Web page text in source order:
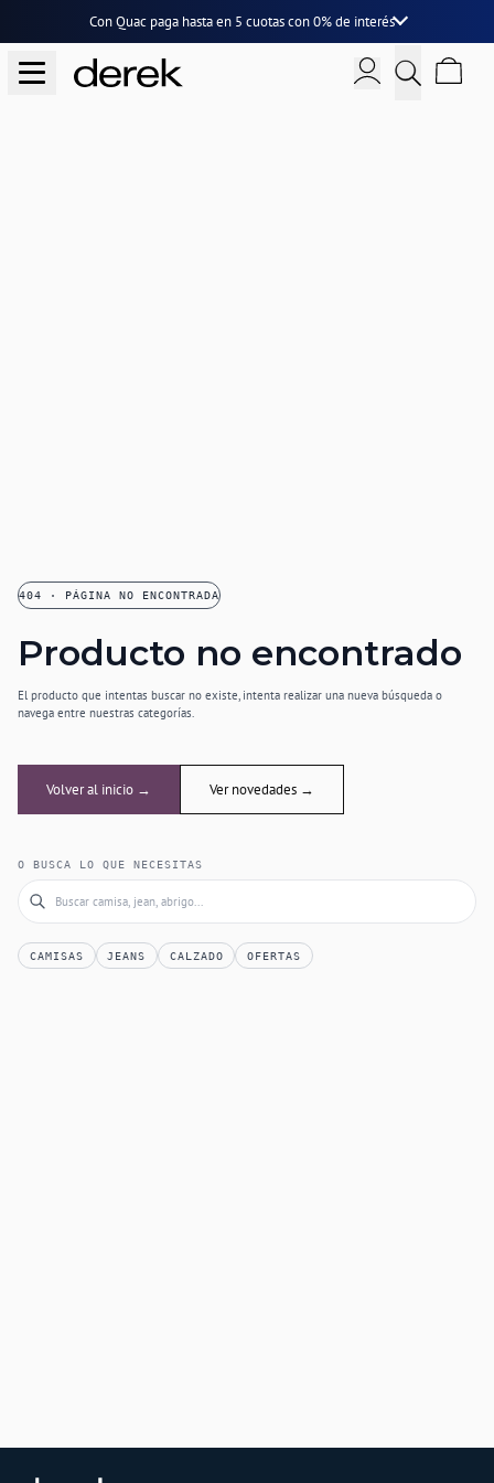
Con Quac paga hasta en 5 cuotascon0% de interés
404 · PÁGINA NO ENCONTRADA
Producto no encontrado
El producto que intentas buscar no existe, intenta realizar una nueva búsqueda o
navega entre nuestras categorías.
Volver al inicio → Ver novedades →
O BUSCA LO QUE NECESITAS
CAMISAS JEANS CALZADO OFERTAS